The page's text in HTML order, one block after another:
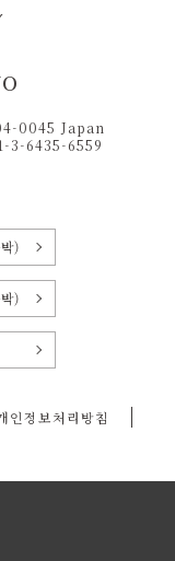
0045 Japan
3-6435-6559
)
)
인정보처리방침